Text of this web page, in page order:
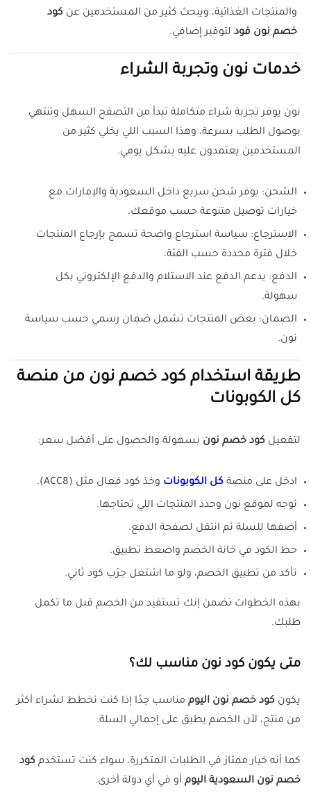
والمنتجات الغذائية، ويبحث كثير من المستخدمين عن كود
خصم نون فود لتوفير إضافي.
خدمات نون وتجربة الشراء
نون يوفر تجربة شراء متكاملة تبدأ من التصفح السهل وتنتهي
بوصول الطلب بسرعة، وهذا السبب اللي يخلي كثير من
المستخدمين يعتمدون عليه بشكل يومي.
الشحن: يوفر شحن سريع داخل السعودية والإمارات مع
خيارات توصيل متنوعة حسب موقعك.
الاسترجاع: سياسة استرجاع واضحة تسمح بإرجاع المنتجات
خلال فترة محددة حسب الفئة.
الدفع: يدعم الدفع عند الاستلام والدفع الإلكتروني بكل
سهولة.
الضمان: بعض المنتجات تشمل ضمان رسمي حسب سياسة
نون.
طريقة استخدام كود خصم نون من منصة
كل الكوبونات
لتفعيل كود خصم نون بسهولة والحصول على أفضل سعر:
ادخل على منصة كل الكوبونات وخذ كود فعال مثل (ACC8).
توجه لموقع نون وحدد المنتجات اللي تحتاجها.
أضفها للسلة ثم انتقل لصفحة الدفع.
حط الكود في خانة الخصم واضغط تطبيق.
تأكد من تطبيق الخصم، ولو ما اشتغل جرّب كود ثاني.
بهذه الخطوات تضمن إنك تستفيد من الخصم قبل ما تكمل
طلبك.
متى يكون كود نون مناسب لك؟
يكون كود خصم نون اليوم مناسب جدًا إذا كنت تخطط لشراء أكثر
من منتج، لأن الخصم يطبق على إجمالي السلة.
كما أنه خيار ممتاز في الطلبات المتكررة، سواء كنت تستخدم كود
خصم نون السعودية اليوم أو في أي دولة أخرى.